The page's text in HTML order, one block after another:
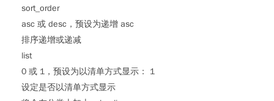
sort_order
asc 或 desc，预设为递增 asc
排序递增或递减
list
0 或 1，预设为以清单方式显示： 1
设定是否以清单方式显示